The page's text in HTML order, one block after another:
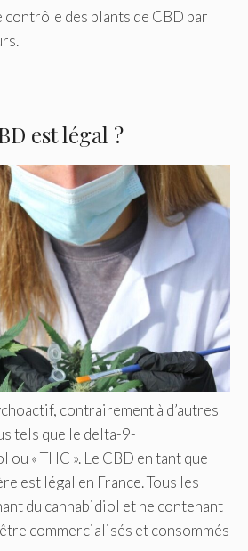
des plants de CBD par
est légal ?
contrairement à d’autres
tels que le delta-9-
« THC ». Le CBD en tant que
est légal en France. Tous les
du cannabidiol et ne contenant
commercialisés et consommés